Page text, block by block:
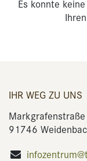
Es konnte
IHR WEG ZU UNS
91746